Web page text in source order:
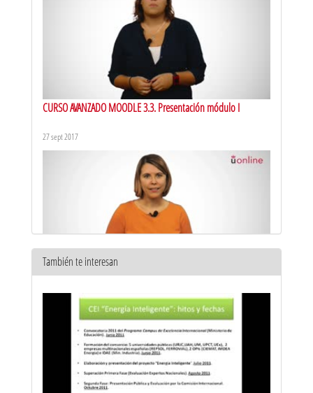
CURSO AVANZADO MOODLE 3.3. Presentación módulo I
27 sept 2017
También te interesan